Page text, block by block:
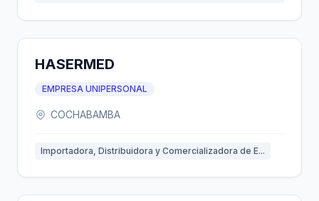
HASERMED
EMPRESA UNIPERSONAL
COCHABAMBA
Importadora, Distribuidora y Comercializadora de E...